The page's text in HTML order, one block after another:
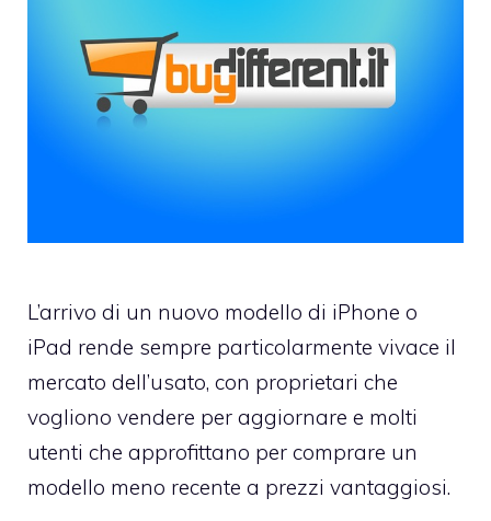
L’arrivo di un nuovo modello di iPhone o
iPad rende sempre particolarmente vivace il
mercato dell’usato, con proprietari che
vogliono vendere per aggiornare e molti
utenti che approfittano per comprare un
modello meno recente a prezzi vantaggiosi.